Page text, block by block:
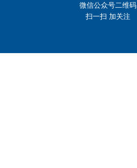
微信公众号二维码
扫一扫 加关注